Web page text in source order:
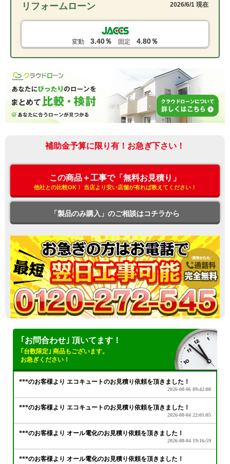
リフォームローン 2026/6/1 現在
変動 3.40％ 固定 4.80％
補助金予算に限り有！お急ぎ下さい！
この商品＋工事で「無料お見積り」
他社との比較OK！ 当店より安い店舗が有れば教えてください！
「製品のみ購入」のご相談はコチラから
｢お問合わせ｣ 頂いてます！
｢台数限定｣ 商品もございます。
お急ぎください！